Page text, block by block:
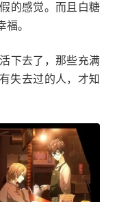
的感觉。而且白糖
。
下去了，那些充满
失去过的人，才知